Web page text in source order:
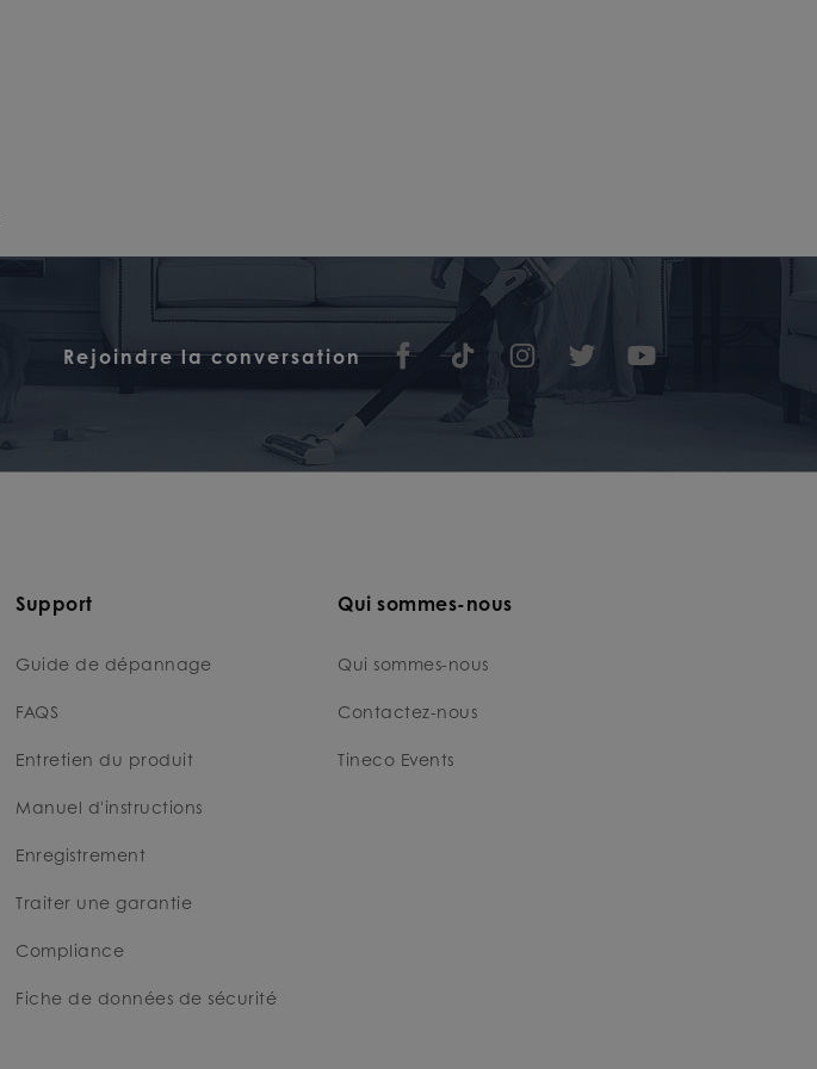
Rejoindre la conversation
Support
Guide de dépannage
FAQS
Entretien du produit
Manuel d'instructions
Enregistrement
Traiter une garantie
Compliance
Fiche de données de sécurité
Qui sommes-nous
Qui sommes-nous
Contactez-nous
Tineco Events